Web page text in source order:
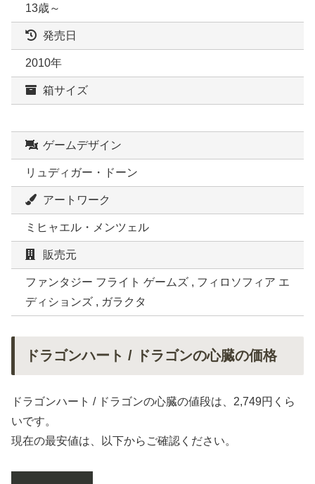
13歳～
発売日
2010年
箱サイズ
ゲームデザイン
リュディガー・ドーン
アートワーク
ミヒャエル・メンツェル
販売元
ファンタジー フライト ゲームズ , フィロソフィア エ
ディションズ , ガラクタ
ドラゴンハート / ドラゴンの心臓の価格
ドラゴンハート / ドラゴンの心臓の値段は、2,749円くら
いです。
現在の最安値は、以下からご確認ください。